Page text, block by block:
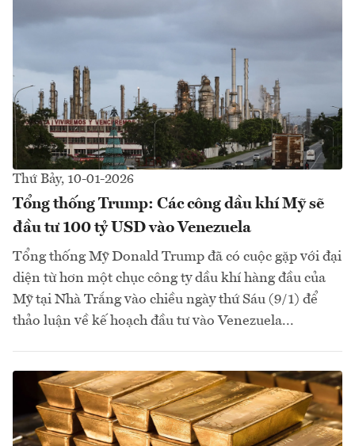
Thứ Bảy, 10-01-2026
Tổng thống Trump: Các công dầu khí Mỹ sẽ
đầu tư 100 tỷ USD vào Venezuela
Tổng thống Mỹ Donald Trump đã có cuộc gặp với đại
diện từ hơn một chục công ty dầu khí hàng đầu của
Mỹ tại Nhà Trắng vào chiều ngày thứ Sáu (9/1) để
thảo luận về kế hoạch đầu tư vào Venezuela...